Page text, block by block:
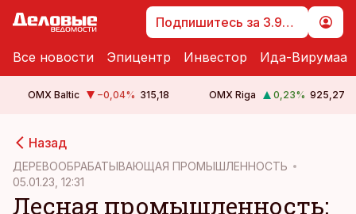
Подпишитесь за 3.99 €
Все новости Эпицентр Инвестор Ида-Вирумаа
OMX Baltic −0,04% 315,18 OMX Riga 0,23% 925,27
Назад
ДЕРЕВООБРАБАТЫВАЮЩАЯ ПРОМЫШЛЕННОСТЬ
05.01.23, 12:31
Лесная промышленность: